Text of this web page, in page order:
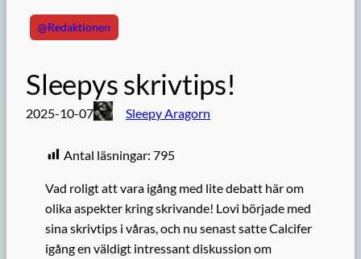
@Redaktionen
Sleepys skrivtips!
2025-10-07 Sleepy Aragorn
Antal läsningar: 795
Vad roligt att vara igång med lite debatt här om
olika aspekter kring skrivande! Lovi började med
sina skrivtips i våras, och nu senast satte Calcifer
igång en väldigt intressant diskussion om